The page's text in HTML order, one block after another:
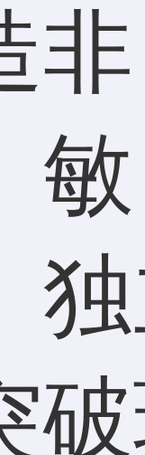
非
敏